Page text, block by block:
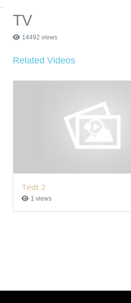
TV
14492 views
Related Videos
Tedt 2
1 views